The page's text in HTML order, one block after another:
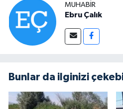
MUHABIR
Ebru Çalık
Bunlar da ilginizi